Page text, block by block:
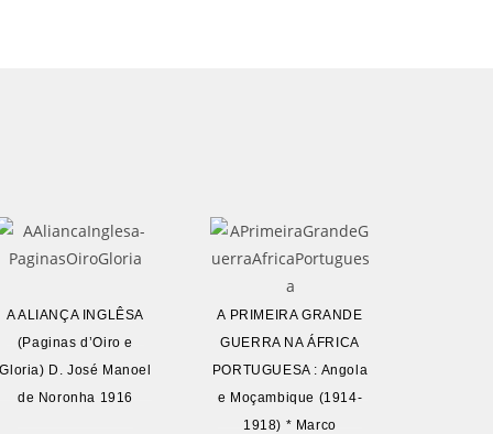
A ALIANÇA INGLÊSA
(Paginas d’Oiro e
Gloria) D. José Manoel
de Noronha 1916
A PRIMEIRA GRANDE
GUERRA NA ÁFRICA
PORTUGUESA : Angola
e Moçambique (1914-
1918) * Marco